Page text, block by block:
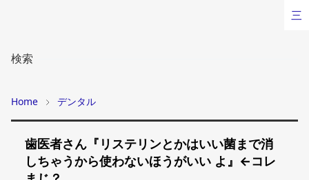
検索
Home デンタル
歯医者さん『リステリンとかはいい菌まで消
しちゃうから使わないほうがいい よ』←コレ
三